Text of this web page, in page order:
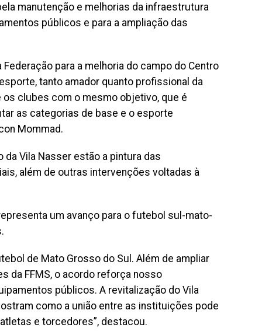
manutenção e melhorias da infraestrutura
públicos e para a ampliação das
para a melhoria do campo do Centro
tanto amador quanto profissional da
os clubes com o mesmo objetivo, que é
as categorias de base e o esporte
Mommad.
da Vila Nasser estão a pintura das
além de outras intervenções voltadas à
um avanço para o futebol sul-mato-
de Mato Grosso do Sul. Além de ampliar
da FFMS, o acordo reforça nosso
públicos. A revitalização do Vila
como a união entre as instituições pode
e torcedores”, destacou.